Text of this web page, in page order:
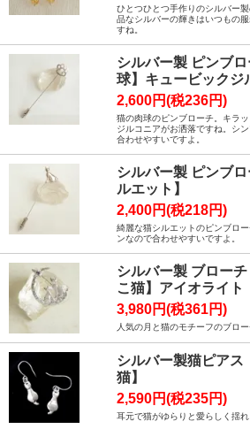
ひとつひとつ手作りのシルバー
品なシルバーの輝きはいつもの
すね。
シルバー製 ピンブ
球】キュービックジ
2,600円(税236円)
猫の肉球のピンブローチ。キラ
ジルコニアがお洒落ですね。シ
合わせやすいですよ。
シルバー製 ピンブ
ルエット】
2,400円(税218円)
綺麗な猫シルエットのピンブロ
ンなので合わせやすいですよ。
シルバー製 ブロー
こ猫】アイオライト
3,980円(税361円)
人気の月と猫のモチーフのブロー
シルバー製猫ピアス
猫】
2,590円(税235円)
耳元で猫がゆらりと愛らしく揺れ